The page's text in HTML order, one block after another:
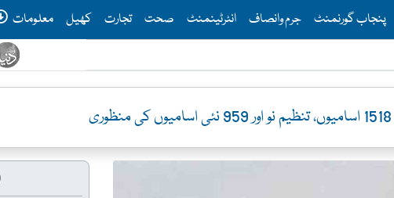
پنجاب گورنمنٹ جرم وانصاف انٹرٹینمنٹ صحت تجارت کھیل معلومات